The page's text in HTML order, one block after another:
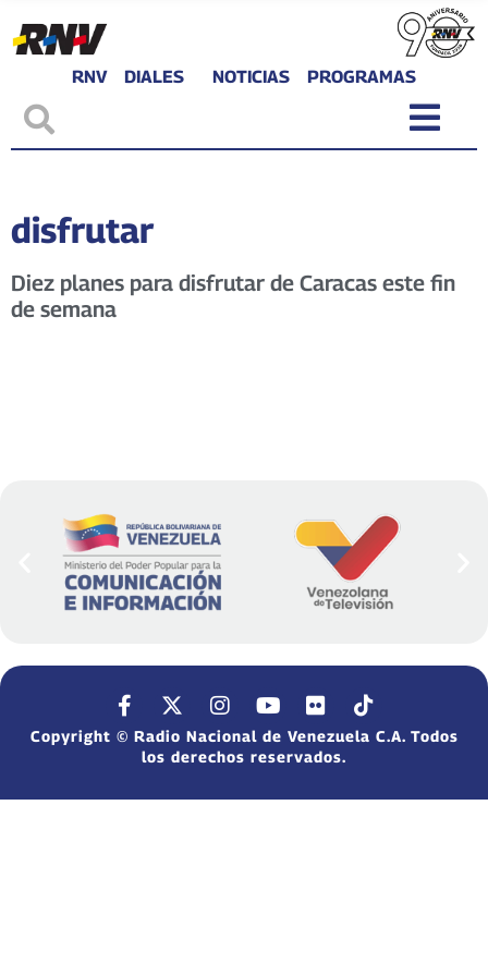
RNV DIALES NOTICIAS PROGRAMAS
disfrutar
Diez planes para disfrutar de Caracas este fin
de semana
Copyright © Radio Nacional de Venezuela C.A. Todos
los derechos reservados.